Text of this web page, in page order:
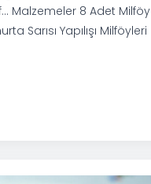
Malzemeler 8 Adet Milföy
Sarısı Yapılışı Milföyleri